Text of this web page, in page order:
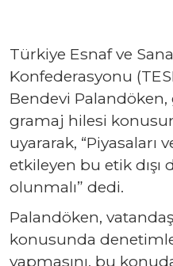
Türkiye Esnaf ve
Konfederasyonu
Bendevi
gramaj hilesi
uyararak,
etkileyen bu etik dışı
olunmalı” dedi.
Palandöken,
konusunda
yapmasını, bu